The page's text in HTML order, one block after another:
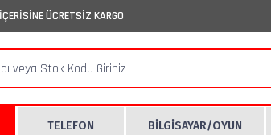
ÜCRETSİZ KARGO
TELEFON BİLGİSAYAR/OYUN